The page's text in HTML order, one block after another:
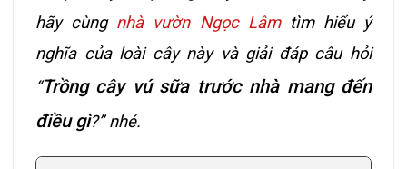
hãy cùng nhà vườn Ngọc Lâmtìm hiểu ý
nghĩa của loài cây này và giải đáp câu hỏi
“Trồng cây vú sữa trước nhà mang đến
điều gì?” nhé.